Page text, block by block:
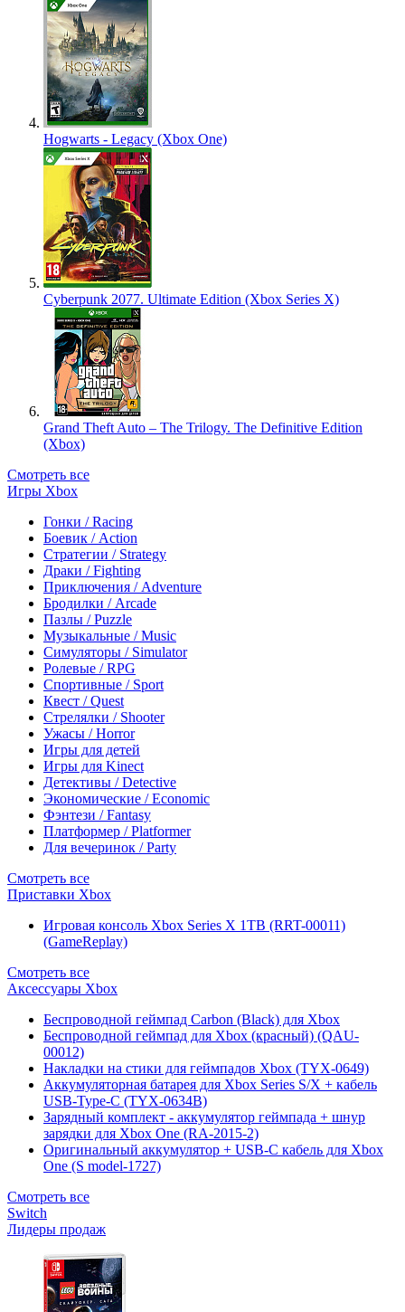
Hogwarts - Legacy (Xbox One)
Cyberpunk 2077. Ultimate Edition (Xbox Series X)
Grand Theft Auto – The Trilogy. The Definitive Edition
(Xbox)
Смотреть все
Игры Xbox
Гонки / Racing
Боевик / Action
Стратегии / Strategy
Драки / Fighting
Приключения / Adventure
Бродилки / Arcade
Пазлы / Puzzle
Музыкальные / Music
Симуляторы / Simulator
Ролевые / RPG
Спортивные / Sport
Квест / Quest
Стрелялки / Shooter
Ужасы / Horror
Игры для детей
Игры для Kinect
Детективы / Detective
Экономические / Economic
Фэнтези / Fantasy
Платформер / Platformer
Для вечеринок / Party
Смотреть все
Приставки Xbox
Игровая консоль Xbox Series X 1TB (RRT-00011)
(GameReplay)
Смотреть все
Аксессуары Xbox
Беспроводной геймпад Carbon (Black) для Xbox
Беспроводной геймпад для Xbox (красный) (QAU-
00012)
Накладки на стики для геймпадов Xbox (TYX-0649)
Аккумуляторная батарея для Xbox Series S/X + кабель
USB-Type-C (TYX-0634B)
Зарядный комплект - аккумулятор геймпада + шнур
зарядки для Xbox One (RA-2015-2)
Оригинальный аккумулятор + USB-C кабель для Xbox
One (S model-1727)
Смотреть все
Switch
Лидеры продаж